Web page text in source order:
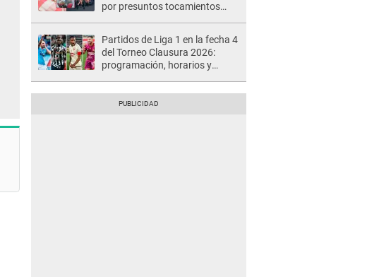
por presuntos tocamientos
Partidos de Liga 1 en la fecha 4
del Torneo Clausura 2026:
programación, horarios y